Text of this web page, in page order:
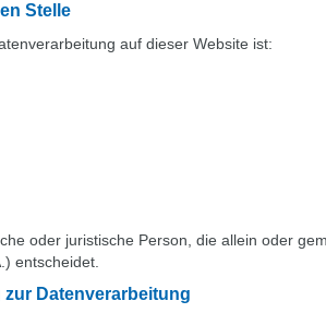
Stelle
auf dieser Website ist:
oder juristische Person, die allein oder
entscheidet.
Datenverarbeitung